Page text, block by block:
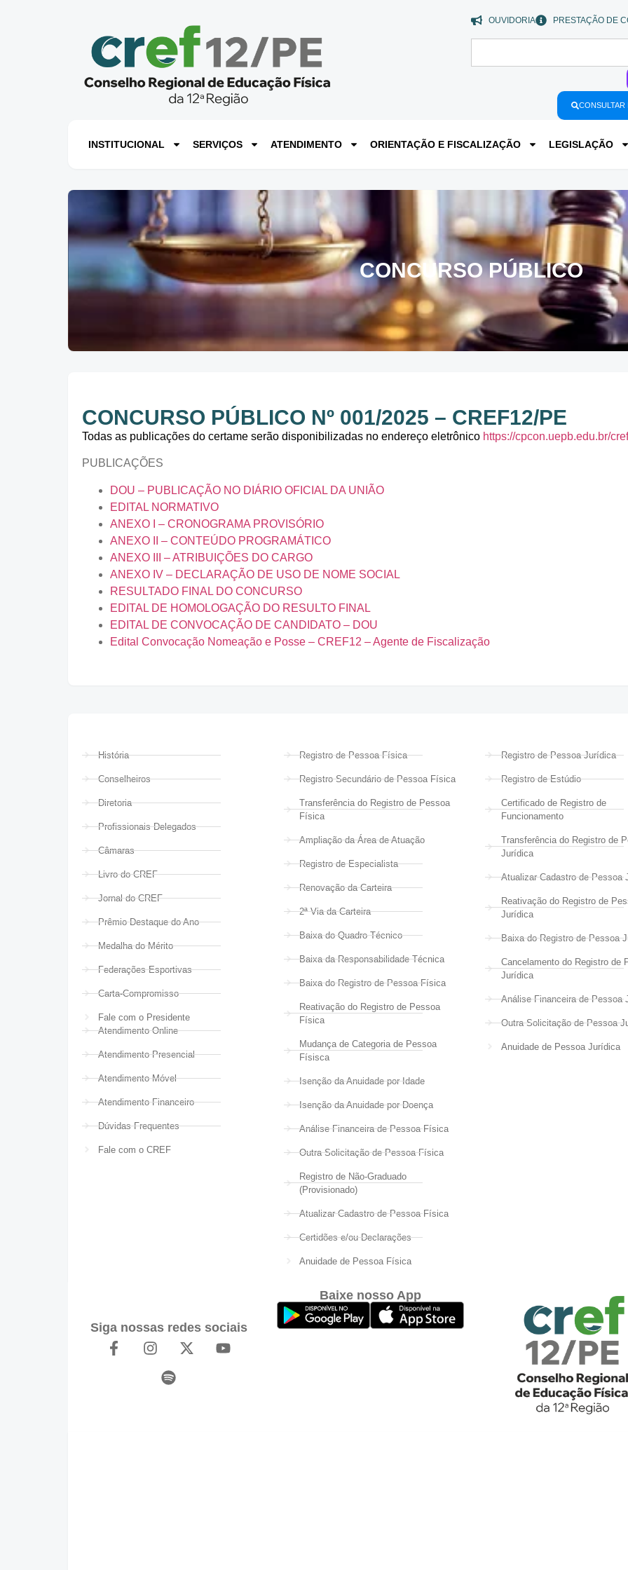
OUVIDORIA PRESTAÇÃO DE
CONSULTAR
INSTITUCIONAL SERVIÇOS ATENDIMENTO ORIENTAÇÃO E FISCALIZAÇÃO LEGISLAÇÃO
CONCURSO PÚBLICO
CONCURSO PÚBLICO Nº 001/2025 – CREF12/PE
Todas as publicações do certame serão disponibilizadas no endereço eletrônico https://cpcon.uepb.edu.br/
PUBLICAÇÕES
DOU – PUBLICAÇÃO NO DIÁRIO OFICIAL DA UNIÃO
EDITAL NORMATIVO
ANEXO I – CRONOGRAMA PROVISÓRIO
ANEXO II – CONTEÚDO PROGRAMÁTICO
ANEXO III – ATRIBUIÇÕES DO CARGO
ANEXO IV – DECLARAÇÃO DE USO DE NOME SOCIAL
RESULTADO FINAL DO CONCURSO
EDITAL DE HOMOLOGAÇÃO DO RESULTO FINAL
EDITAL DE CONVOCAÇÃO DE CANDIDATO – DOU
Edital Convocação Nomeação e Posse – CREF12 – Agente de Fiscalização
História
Conselheiros
Diretoria
Profissionais Delegados
Câmaras
Livro do CREF
Jornal do CREF
Prêmio Destaque do Ano
Medalha do Mérito
Federações Esportivas
Carta-Compromisso
Fale com o Presidente
Atendimento Online
Atendimento Presencial
Atendimento Móvel
Atendimento Financeiro
Dúvidas Frequentes
Fale com o CREF
Registro de Pessoa Física
Registro Secundário de Pessoa Física
Transferência do Registro de Pessoa
Física
Ampliação da Área de Atuação
Registro de Especialista
Renovação da Carteira
2ª Via da Carteira
Baixa do Quadro Técnico
Baixa da Responsabilidade Técnica
Baixa do Registro de Pessoa Física
Reativação do Registro de Pessoa
Física
Mudança de Categoria de Pessoa
Físisca
Isenção da Anuidade por Idade
Isenção da Anuidade por Doença
Análise Financeira de Pessoa Física
Outra Solicitação de Pessoa Física
Registro de Não-Graduado
(Provisionado)
Atualizar Cadastro de Pessoa Física
Certidões e/ou Declarações
Anuidade de Pessoa Física
Registro de Pessoa Jurídica
Registro de Estúdio
Certificado de Registro de
Funcionamento
Transferência do Registro de
Jurídica
Atualizar Cadastro de Pessoa
Reativação do Registro de
Jurídica
Baixa do Registro de Pessoa
Cancelamento do Registro de
Jurídica
Análise Financeira de Pessoa
Outra Solicitação de Pessoa
Anuidade de Pessoa Jurídica
Siga nossas redes sociais
Baixe nosso App